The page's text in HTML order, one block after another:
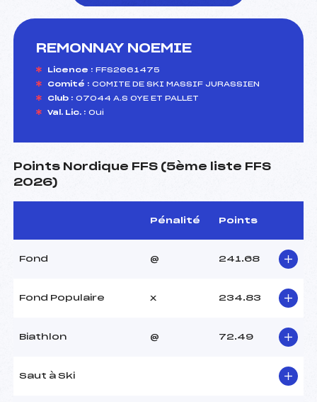
REMONNAY NOEMIE
Licence : FFS2661475
Comité : COMITE DE SKI MASSIF JURASSIEN
Club : 07044 A.S OYE ET PALLET
Val. Lic. : Oui
Points Nordique FFS (5ème liste FFS
2026)
Pénalité Points
Fond @ 241.68
Fond Populaire x 234.83
Biathlon @ 72.49
Saut à Ski